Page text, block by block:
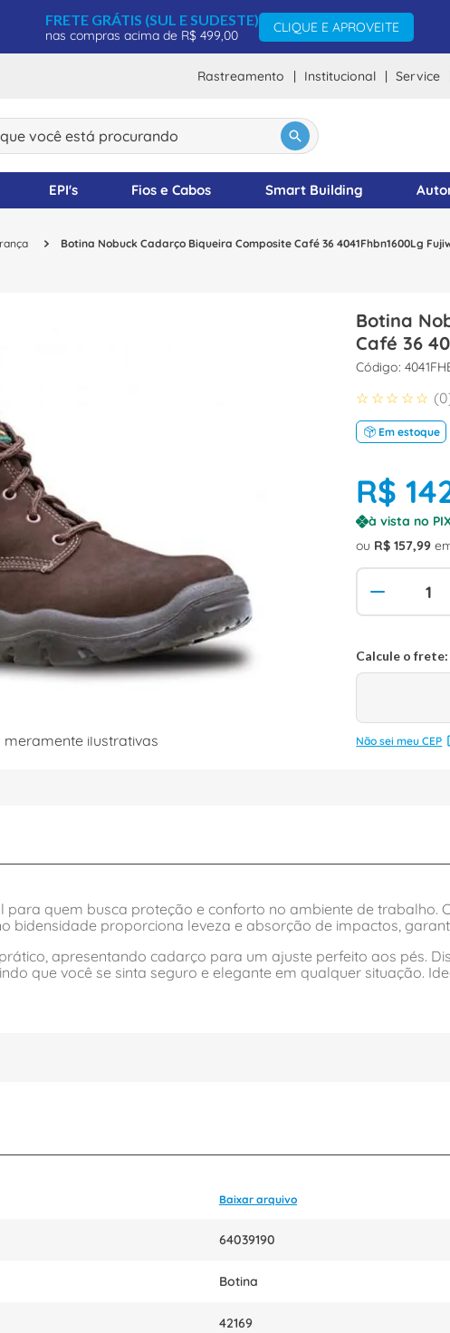
FRETE GRÁTIS (SUL E SUDESTE)
nas compras acima de R$ 499,00
CLIQUE E APROVEITE
Rastreamento Institucional Service
você está procurando
EPI's Fios e Cabos Smart Building
Botina Nobuck Cadarço Biqueira Composite Café 36 4041Fhbn1600Lg
meramente ilustrativas
Botina
Café 36
:
☆ ☆ ☆ ☆ ☆ (0
Em estoque
R$
à vista no
ou R$ 157,99
Não sei meu CEP
para quem busca proteção e conforto no ambiente de trabalho.
bidensidade proporciona leveza e absorção de impactos,
apresentando cadarço para um ajuste perfeito aos pés.
que você se sinta seguro e elegante em qualquer situação.
Baixar arquivo
64039190
Botina
42169